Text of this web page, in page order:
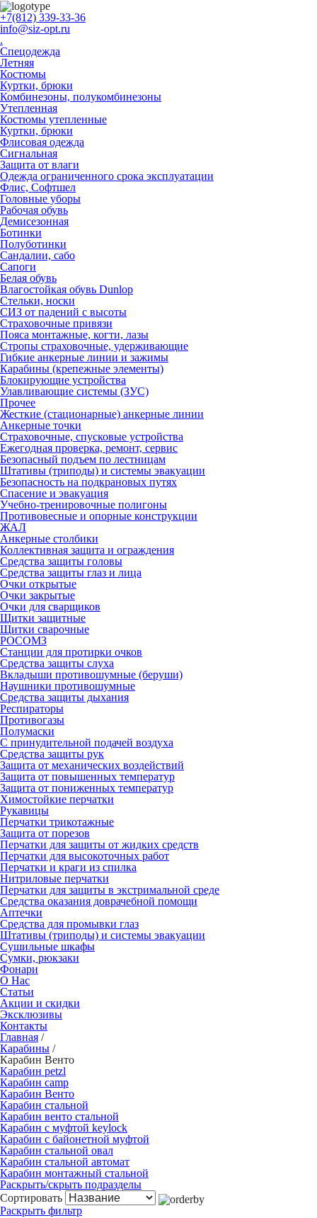
+7(812) 339-33-36
info@siz-opt.ru
.
Спецодежда
Летняя
Костюмы
Куртки, брюки
Комбинезоны, полукомбинезоны
Утепленная
Костюмы утепленные
Куртки, брюки
Флисовая одежда
Сигнальная
Защита от влаги
Одежда ограниченного срока эксплуатации
Флиc, Софтшел
Головные уборы
Рабочая обувь
Демисезонная
Ботинки
Полуботинки
Сандалии, сабо
Сапоги
Белая обувь
Влагостойкая обувь Dunlop
Стельки, носки
СИЗ от падений с высоты
Страховочные привязи
Пояса монтажные, когти, лазы
Стропы страховочные, удерживающие
Гибкие анкерные линии и зажимы
Карабины (крепежные элементы)
Блокирующие устройства
Улавливающие системы (ЗУС)
Прочее
Жесткие (стационарные) анкерные линии
Анкерные точки
Страховочные, спусковые устройства
Ежегодная проверка, ремонт, сервис
Безопасный подъем по лестницам
Штативы (триподы) и системы эвакуации
Безопасность на подкрановых путях
Спасение и эвакуация
Учебно-тренировочные полигоны
Противовесные и опорные конструкции
ЖАЛ
Анкерные столбики
Коллективная защита и ограждения
Средства защиты головы
Средства защиты глаз и лица
Очки открытые
Очки закрытые
Очки для сварщиков
Щитки защитные
Щитки сварочные
РОСОМЗ
Станции для протирки очков
Средства защиты слуха
Вкладыши противошумные (беруши)
Наушники противошумные
Средства защиты дыхания
Респираторы
Противогазы
Полумаски
С принудительной подачей воздуха
Средства защиты рук
Защита от механических воздействий
Защита от повышенных температур
Защита от пониженных температур
Химостойкие перчатки
Рукавицы
Перчатки трикотажные
Защита от порезов
Перчатки для защиты от жидких средств
Перчатки для высокоточных работ
Перчатки и краги из спилка
Нитриловые перчатки
Перчатки для защиты в экстримальной среде
Средства оказания доврачебной помощи
Аптечки
Средства для промывки глаз
Штативы (триподы) и системы эвакуации
Сушильные шкафы
Сумки, рюкзаки
Фонари
О Нас
Статьи
Акции и скидки
Эксклюзивы
Контакты
Главная /
Карабины /
Карабин Венто
Карабин petzl
Карабин camp
Карабин Венто
Карабин стальной
Карабин венто стальной
Карабин с муфтой keylock
Карабин с байонетной муфтой
Карабин стальной овал
Карабин стальной автомат
Карабин монтажный стальной
Раскрыть/скрыть подразделы
Сортировать
Раскрыть фильтр